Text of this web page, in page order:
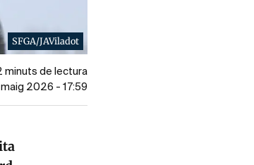
SFGA/JAViladot
minuts de lectura
2026 - 17:59